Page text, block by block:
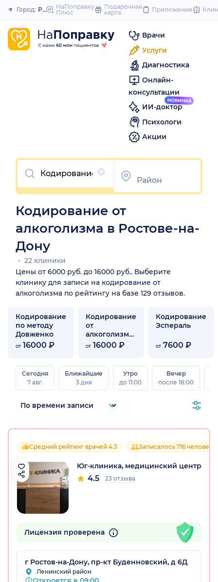
to
Закрыть
Город: Ростов-на-Дону
НаПоправку
Плюс
Подарочная
карта
Приложение
Врачи
Услуги
Диагностика
Онлайн-
консультации
ИИ-доктор
Психологи
Акции
Очистить
Кодирование от
алкоголизма в Ростове-на-
Дону
22 клиники
Цены от 6000 руб. до 16000 руб.. Выберите
клинику для записи на кодирование от
алкоголизма по рейтингу на базе 129 отзывов.
Кодирование
по методу
Довженко
от 16000 ₽
Кодирование
от
алкоголизма
гипнозом
от 16000 ₽
Кодирование
Эспераль
от 7600 ₽
Сегодня
7 авг.
Ближайшие
3 дня
Утро
до 11:00
Вечер
после 18:00
Средний рейтинг врачей 4.5 Записалось 716 человек
Юг-клиника, медицинский центр
4.5 23 отзыва
Лицензия проверена
г Ростов-на-Дону, пр-кт Буденновский, д 6Д
Ленинский район